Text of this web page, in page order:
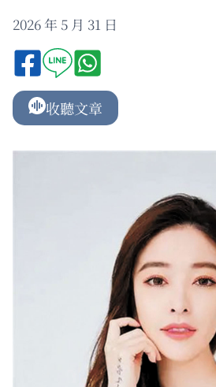
2026 年 5 月 31 日
收聽文章